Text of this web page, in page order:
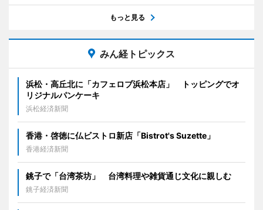
もっと見る
みん経トピックス
浜松・高丘北に「カフェロブ浜松本店」 トッピングでオ
リジナルパンケーキ
浜松経済新聞
香港・啓徳に仏ビストロ新店「Bistrot's Suzette」
香港経済新聞
銚子で「台湾茶坊」 台湾料理や雑貨通じ文化に親しむ
銚子経済新聞